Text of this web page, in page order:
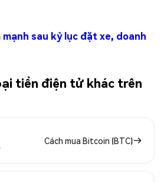
mạnh sau kỷ lục đặt xe, doanh
tiền điện tử khác trên
Cách mua Bitcoin (BTC)